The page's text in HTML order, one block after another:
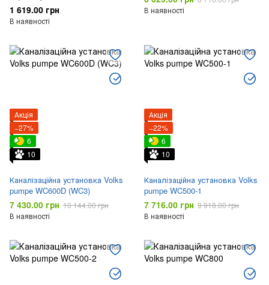
1 619.00 грн
В наявності
В наявності
Акція
−27%
6
10
Каналізаційна установка Volks
pumpe WC600D (WC3)
7 430.00 грн 10 144.00 грн
В наявності
Акція
−22%
6
10
Каналізаційна установка Volks
pumpe WC500-1
7 716.00 грн 9 918.00 грн
В наявності